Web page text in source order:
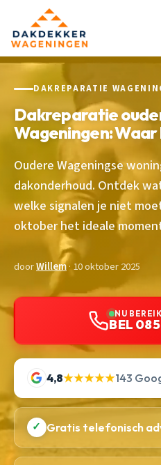
DAKREPARATIE
Dakreparatie
Wageningen: Waar
Oudere Wageningse
dakonderhoud. Ontdek
welke signalen je niet
oktober het ideale
doorWillem· 10 oktober 2025
NU
BEL
4,8★★★★★143
✓ Gratis telefonisch